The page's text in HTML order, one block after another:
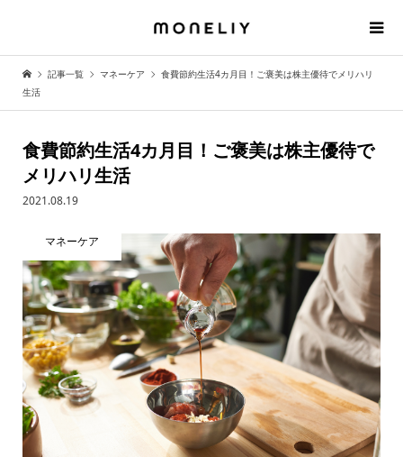
記事一覧 マネーケア
食費節約生活4カ月目！ご褒美は株主優待でメリハリ
生活
食費節約生活4カ月目！ご褒美は株主優待で
メリハリ生活
2021.08.19
マネーケア